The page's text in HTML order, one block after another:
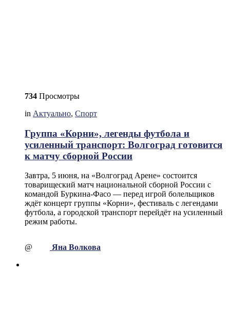
734 Просмотры
in Актуально, Спорт
Группа «Корни», легенды футбола и
усиленный транспорт: Волгоград готовится
к матчу сборной России
Завтра, 5 июня, на «Волгоград Арене» состоится
товарищеский матч национальной сборной России с
командой Буркина-Фасо — перед игрой болельщиков
ждёт концерт группы «Корни», фестиваль с легендами
футбола, а городской транспорт перейдёт на усиленный
режим работы.
@ Яна Волкова